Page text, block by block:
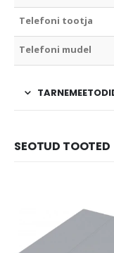
Telefoni tootja
Telefoni mudel
SEOTUD TOOTED